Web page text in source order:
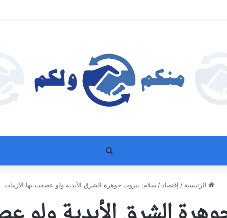
بحث عن
الرئيسية / إقتصاد / سلام: بيروت جوهرة الشرق الأبدية ولو عصفت بها الازمات